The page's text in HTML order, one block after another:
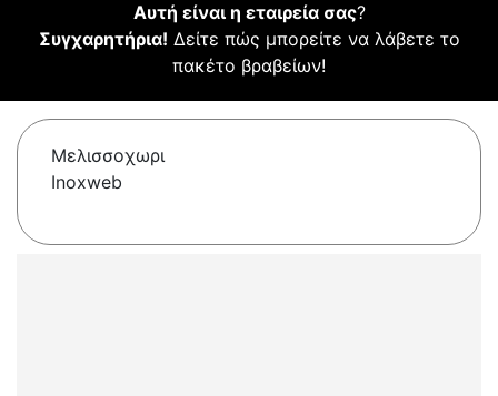
Αυτή είναι η εταιρεία σας?
Συγχαρητήρια! Δείτε πώς μπορείτε να λάβετε το
πακέτο βραβείων!
Μελισσοχωρι
Inoxweb